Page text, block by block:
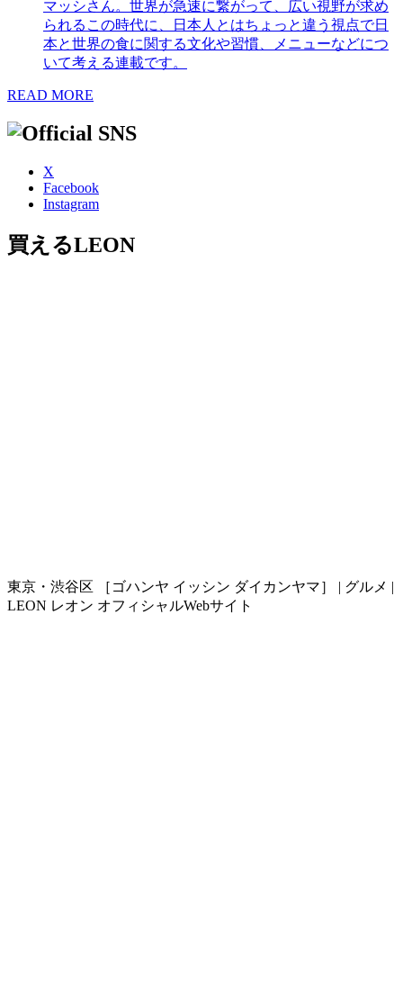
マッシさん。世界が急速に繋がって、広い視野が求め
られるこの時代に、日本人とはちょっと違う視点で日
本と世界の食に関する文化や習慣、メニューなどにつ
いて考える連載です。
READ MORE
X
Facebook
Instagram
買えるLEON
東京・渋谷区 ［ゴハンヤ イッシン ダイカンヤマ］ | グルメ |
LEON レオン オフィシャルWebサイト